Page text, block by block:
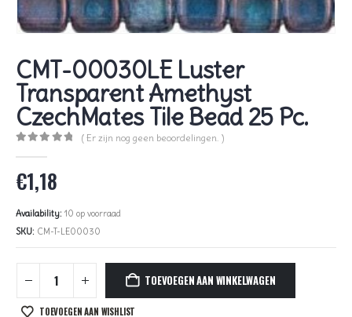
CMT-00030LE Luster
Transparent Amethyst
CzechMates Tile Bead 25 Pc.
( Er zijn nog geen beoordelingen. )
€1,18
Availability: 10 op voorraad
SKU: CM-T-LE00030
TOEVOEGEN AAN WINKELWAGEN
TOEVOEGEN AAN WISHLIST